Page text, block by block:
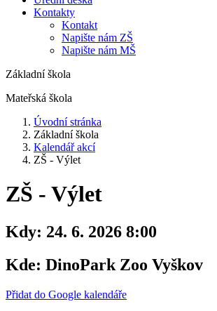
Kontakty
Kontakt
Napište nám ZŠ
Napište nám MŠ
Základní škola
Mateřská škola
Úvodní stránka
Základní škola
Kalendář akcí
ZŠ - Výlet
ZŠ - Výlet
Kdy: 24. 6. 2026 8:00
Kde: DinoPark Zoo Vyškov
Přidat do Google kalendáře